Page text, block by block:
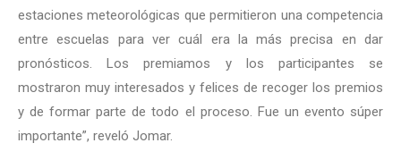
estaciones meteorológicas que permitieron una competencia
entre escuelas para ver cuál era la más precisa en dar
pronósticos. Los premiamos y los participantes se
mostraron muy interesados y felices de recoger los premios
y de formar parte de todo el proceso. Fue un evento súper
importante”, reveló Jomar.